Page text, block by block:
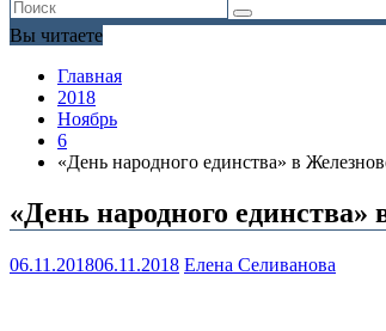
Вы читаете
Главная
2018
Ноябрь
6
«День народного единства» в
«День народного единства»
06.11.201806.11.2018 Елена Селиванова